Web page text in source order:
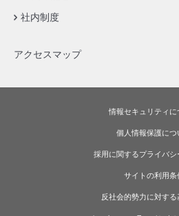
社内制度
アクセスマップ
情報セキュリティに
個人情報保護につ
採用に関するプライバシ
サイトの利用条
反社会的勢力に対す